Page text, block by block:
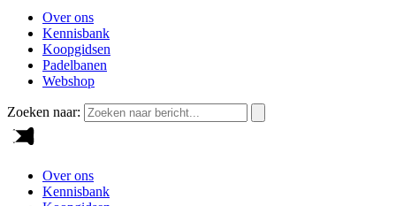
Over ons
Kennisbank
Koopgidsen
Padelbanen
Webshop
Zoeken naar:
Over ons
Kennisbank